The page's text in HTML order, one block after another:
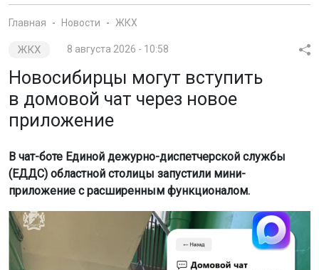
ЖКХ 8 августа 2026 - 10:58
в домовой чат через новое
приложение
В чат-боте Единой дежурно-диспетчерской службы
(ЕДДС) областной столицы запустили мини-
приложение с расширенным функционалом.